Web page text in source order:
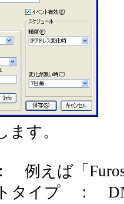
ます。
えば「
イプ ：